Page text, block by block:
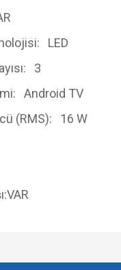
LED
3
Android TV
(RMS): 16 W